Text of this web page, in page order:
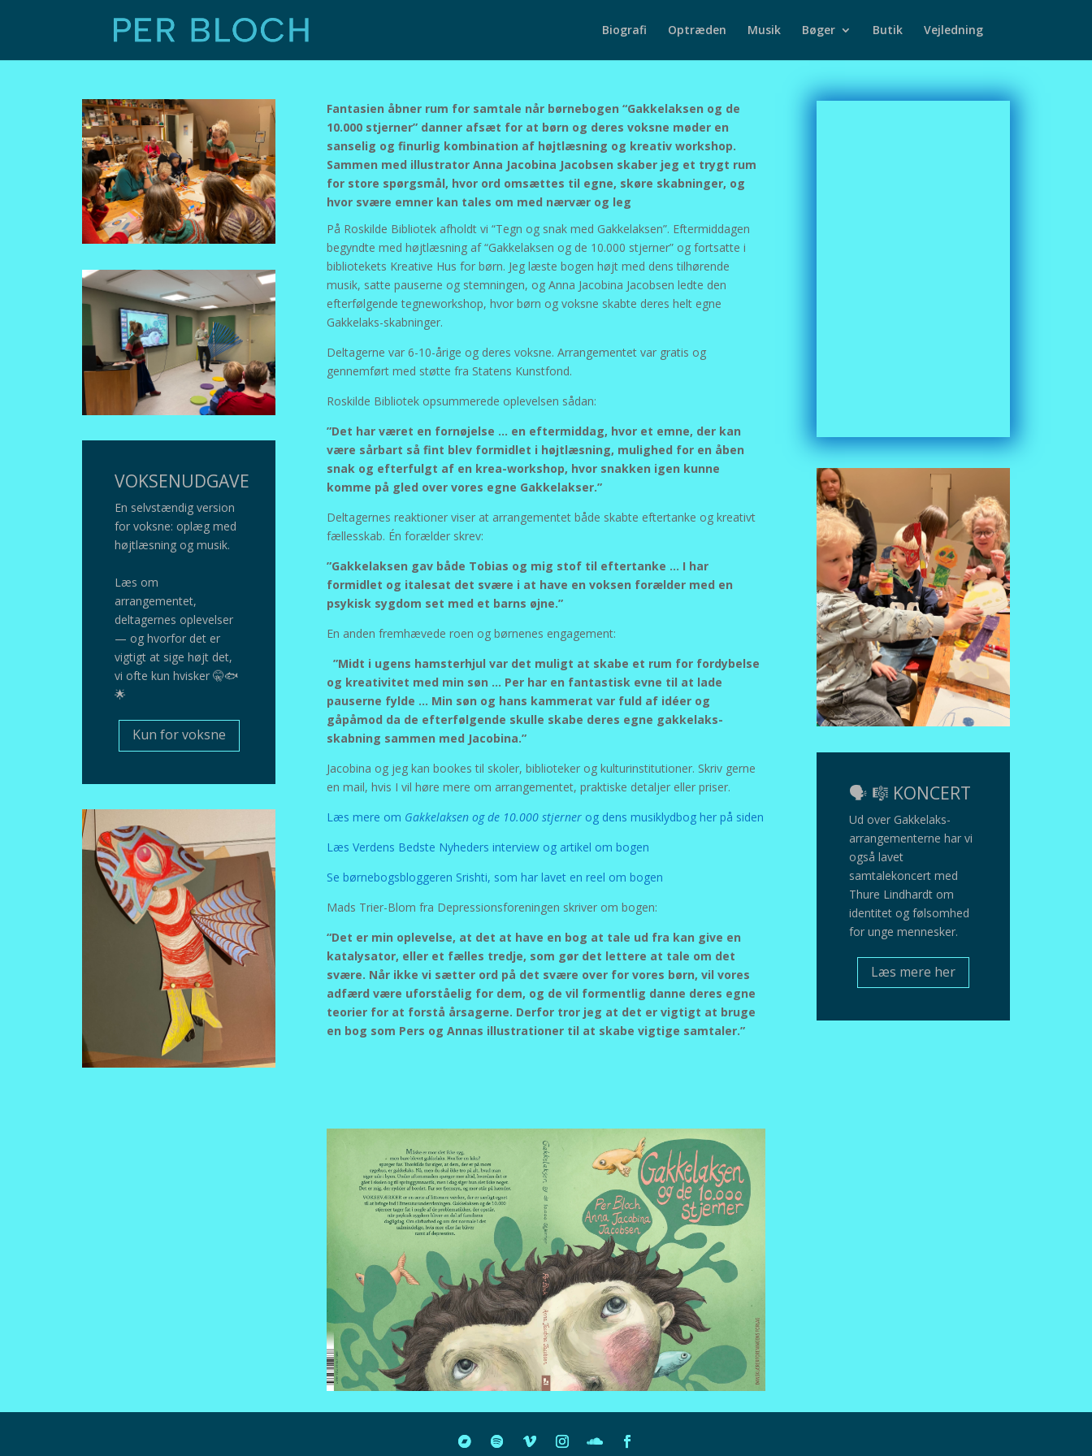
Biografi Optræden Musik Bøger Butik Vejledning
VOKSENUDGAVE
En selvstændig version
for voksne: oplæg med
højtlæsning og musik.
Læs om
arrangementet,
deltagernes oplevelser
— og hvorfor det er
vigtigt at sige højt det,
vi ofte kun hvisker 🤫🐟
🌟
Kun for voksne
Fantasien åbner rum for samtale når børnebogen “Gakkelaksen og de
10.000 stjerner” danner afsæt for at børn og deres voksne møder en
sanselig og finurlig kombination af højtlæsning og kreativ workshop.
Sammen med illustrator Anna Jacobina Jacobsen skaber jeg et trygt rum
for store spørgsmål, hvor ord omsættes til egne, skøre skabninger, og
hvor svære emner kan tales om med nærvær og leg
På Roskilde Bibliotek afholdt vi “Tegn og snak med Gakkelaksen”. Eftermiddagen
begyndte med højtlæsning af “Gakkelaksen og de 10.000 stjerner” og fortsatte i
bibliotekets Kreative Hus for børn. Jeg læste bogen højt med dens tilhørende
musik, satte pauserne og stemningen, og Anna Jacobina Jacobsen ledte den
efterfølgende tegneworkshop, hvor børn og voksne skabte deres helt egne
Gakkelaks-skabninger.
Deltagerne var 6-10-årige og deres voksne. Arrangementet var gratis og
gennemført med støtte fra Statens Kunstfond.
Roskilde Bibliotek opsummerede oplevelsen sådan:
”Det har været en fornøjelse … en eftermiddag, hvor et emne, der kan
være sårbart så fint blev formidlet i højtlæsning, mulighed for en åben
snak og efterfulgt af en krea-workshop, hvor snakken igen kunne
komme på gled over vores egne Gakkelakser.”
Deltagernes reaktioner viser at arrangementet både skabte eftertanke og kreativt
fællesskab. Én forælder skrev:
”Gakkelaksen gav både Tobias og mig stof til eftertanke … I har
formidlet og italesat det svære i at have en voksen forælder med en
psykisk sygdom set med et barns øjne.”
En anden fremhævede roen og børnenes engagement:
”Midt i ugens hamsterhjul var det muligt at skabe et rum for fordybelse
og kreativitet med min søn … Per har en fantastisk evne til at lade
pauserne fylde … Min søn og hans kammerat var fuld af idéer og
gåpåmod da de efterfølgende skulle skabe deres egne gakkelaks-
skabning sammen med Jacobina.”
Jacobina og jeg kan bookes til skoler, biblioteker og kulturinstitutioner. Skriv gerne
en mail, hvis I vil høre mere om arrangementet, praktiske detaljer eller priser.
Læs mere om Gakkelaksen og de 10.000 stjerner og dens musiklydbog her på siden
Læs Verdens Bedste Nyheders interview og artikel om bogen
Se børnebogsbloggeren Srishti, som har lavet en reel om bogen
Mads Trier-Blom fra Depressionsforeningen skriver om bogen:
“Det er min oplevelse, at det at have en bog at tale ud fra kan give en
katalysator, eller et fælles tredje, som gør det lettere at tale om det
svære. Når ikke vi sætter ord på det svære over for vores børn, vil vores
adfærd være uforståelig for dem, og de vil formentlig danne deres egne
teorier for at forstå årsagerne. Derfor tror jeg at det er vigtigt at bruge
en bog som Pers og Annas illustrationer til at skabe vigtige samtaler.”
🗣️ 🎼 KONCERT
Ud over Gakkelaks-
arrangementerne har vi
også lavet
samtalekoncert med
Thure Lindhardt om
identitet og følsomhed
for unge mennesker.
Læs mere her